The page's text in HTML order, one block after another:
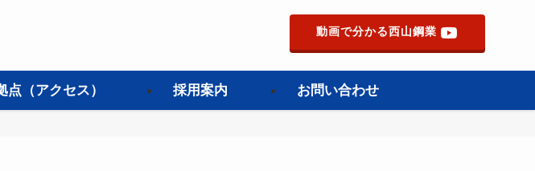
動画で分かる西山鋼業
点（アクセス） 採用案内 お問い合わせ